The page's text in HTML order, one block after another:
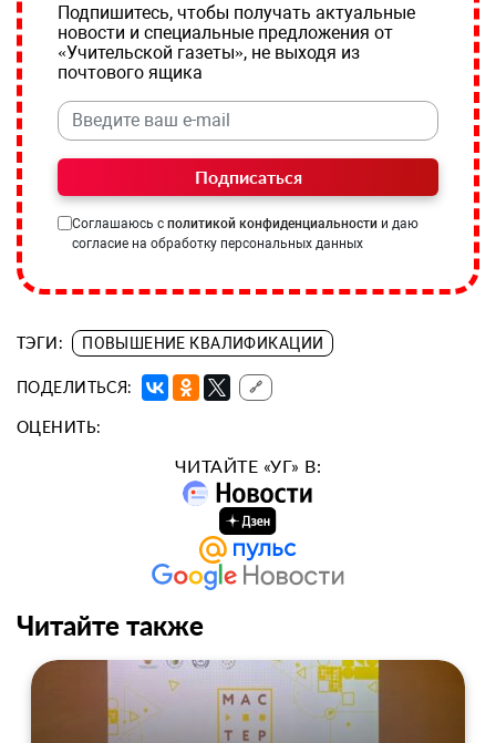
Подпишитесь, чтобы получать актуальные
новости и специальные предложения от
«Учительской газеты», не выходя из
почтового ящика
Подписаться
Соглашаюсь с политикой конфиденциальности и даю
согласие на обработку персональных данных
ТЭГИ: ПОВЫШЕНИЕ КВАЛИФИКАЦИИ
ПОДЕЛИТЬСЯ: 🔗
ОЦЕНИТЬ:
ЧИТАЙТЕ «УГ» В:
Читайте также